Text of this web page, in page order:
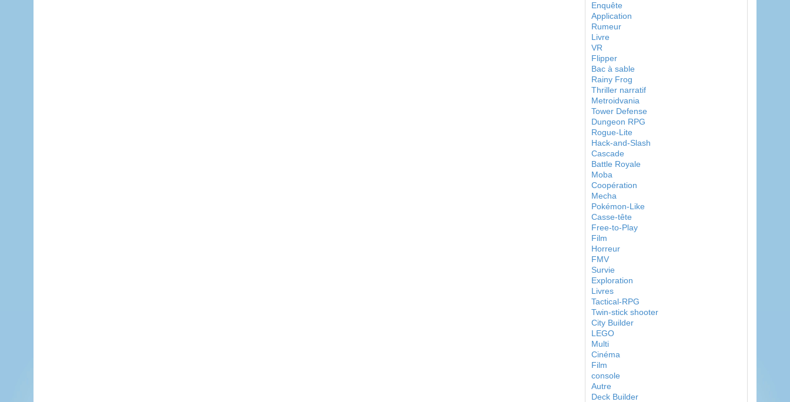
Enquête
Application
Rumeur
Livre
VR
Flipper
Bac à sable
Rainy Frog
Thriller narratif
Metroidvania
Tower Defense
Dungeon RPG
Rogue-Lite
Hack-and-Slash
Cascade
Battle Royale
Moba
Coopération
Mecha
Pokémon-Like
Casse-tête
Free-to-Play
Film
Horreur
FMV
Survie
Exploration
Livres
Tactical-RPG
Twin-stick shooter
City Builder
LEGO
Multi
Cinéma
Film
console
Autre
Deck Builder